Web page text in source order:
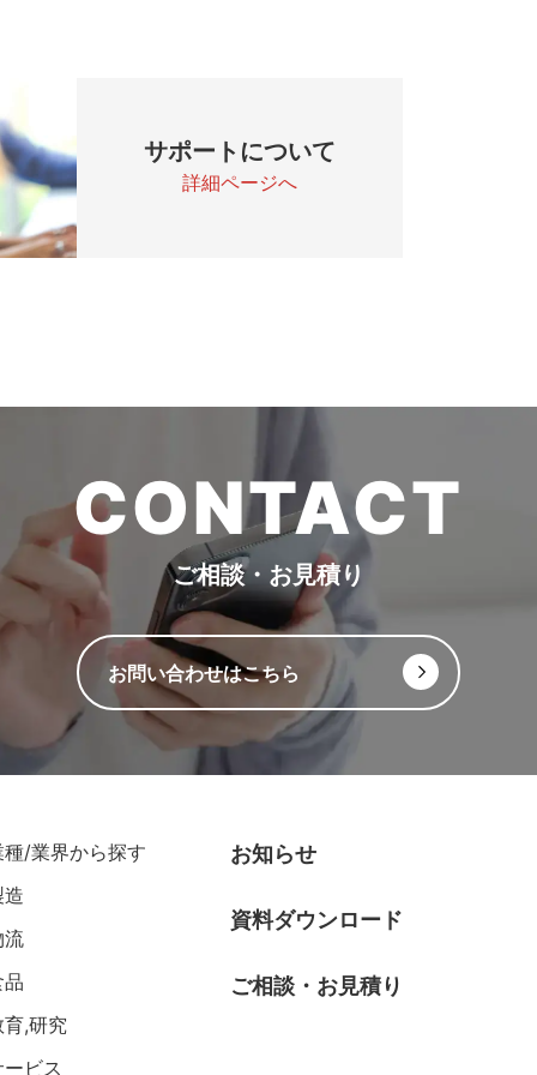
サポートについて
詳細ページへ
CONTACT
ご相談・お見積り
お問い合わせはこちら
種/業界から探す
造
流
品
育,研究
ービス
お知らせ
資料ダウンロード
ご相談・お見積り